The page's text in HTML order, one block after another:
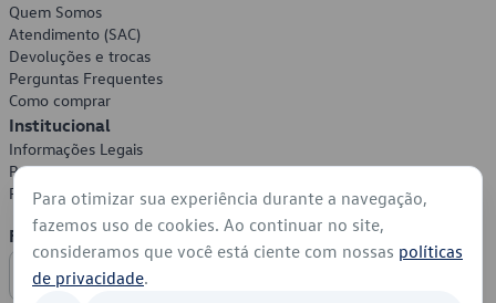
Quem Somos
Atendimento (SAC)
Devoluções e trocas
Perguntas Frequentes
Como comprar
Institucional
Informações Legais
Política de Privacidade
Política de Cookies
Formas de Pagamento
Para otimizar sua experiência durante a navegação,
fazemos uso de cookies. Ao continuar no site,
consideramos que você está ciente com nossas políticas
de privacidade.